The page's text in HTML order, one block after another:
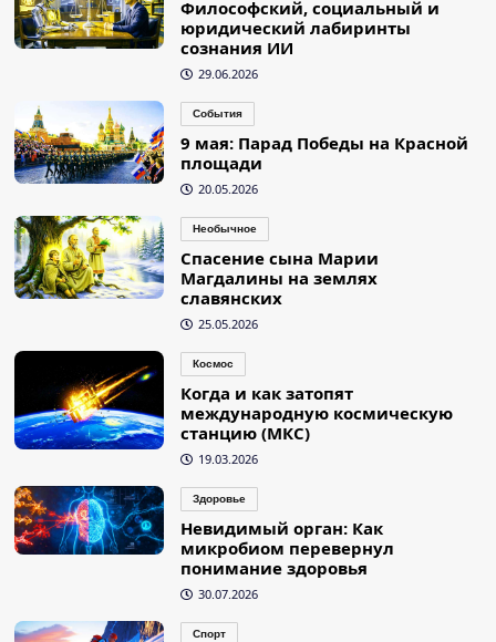
Философский, социальный и
юридический лабиринты
сознания ИИ
29.06.2026
События
9 мая: Парад Победы на Красной
площади
20.05.2026
Необычное
Спасение сына Марии
Магдалины на землях
славянских
25.05.2026
Космос
Когда и как затопят
международную космическую
станцию (МКС)
19.03.2026
Здоровье
Невидимый орган: Как
микробиом перевернул
понимание здоровья
30.07.2026
Спорт